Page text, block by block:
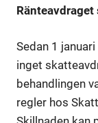
Sedan 1
inget
behandlingen
regler hos